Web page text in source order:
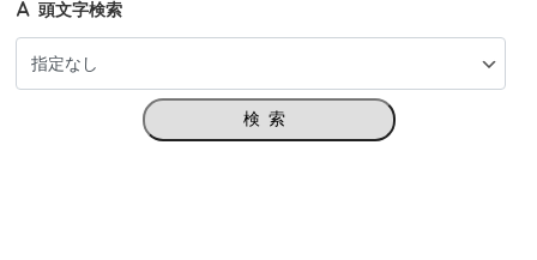
頭文字検索
検索